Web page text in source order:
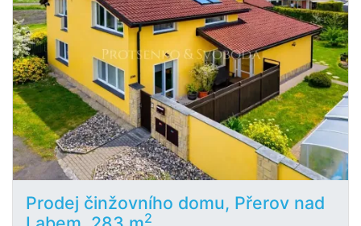
Prodej činžovního domu, Přerov nad
2